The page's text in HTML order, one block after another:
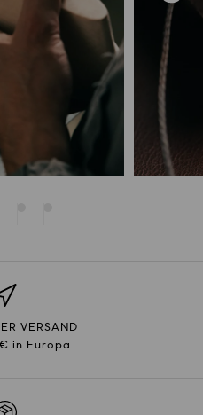
VERSAND
in Europa